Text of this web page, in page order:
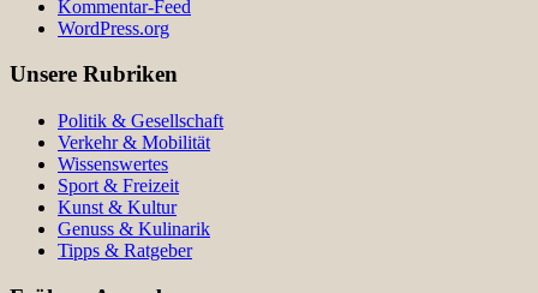
Kommentar-Feed
WordPress.org
Unsere Rubriken
Politik & Gesellschaft
Verkehr & Mobilität
Wissenswertes
Sport & Freizeit
Kunst & Kultur
Genuss & Kulinarik
Tipps & Ratgeber